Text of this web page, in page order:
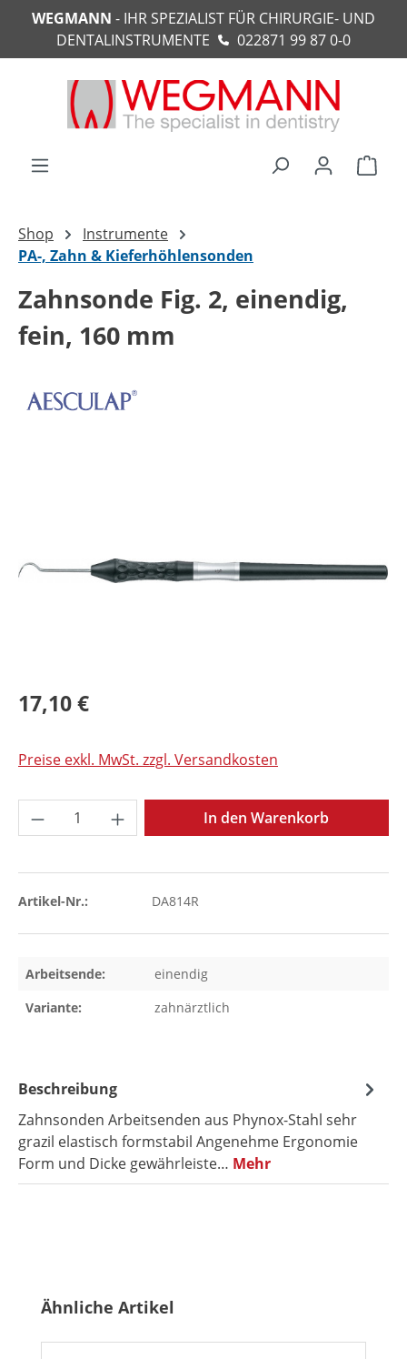
springen
WEGMANN - IHR SPEZIALIST FÜR CHIRURGIE- UND
DENTALINSTRUMENTE
022871 99 87 0-0
Shop
Instrumente
PA-, Zahn & Kieferhöhlensonden
Zahnsonde Fig. 2, einendig,
fein, 160 mm
17,10 €
Preise exkl. MwSt. zzgl. Versandkosten
Produkt Anzahl: Gib den gewünschten
In den Warenkorb
Artikel-Nr.: DA814R
Arbeitsende:
einendig
Variante:
zahnärztlich
Beschreibung
Zahnsonden Arbeitsenden aus Phynox-Stahl sehr
grazil elastisch formstabil Angenehme Ergonomie
Form und Dicke gewährleiste… Mehr
Produktgalerie überspringen
Ähnliche Artikel